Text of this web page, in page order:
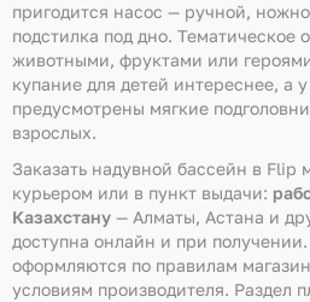
пригодится насос — ручной,
подстилка под дно.
животными, фруктами или
купание для детей интереснее, а
предусмотрены мягкие
взрослых.
Заказать надувной бассейн в Flip
курьером или в пункт выдачи:
Казахстану — Алматы, Астана и
доступна онлайн и при получении.
оформляются по правилам
условиям производителя. Раздел